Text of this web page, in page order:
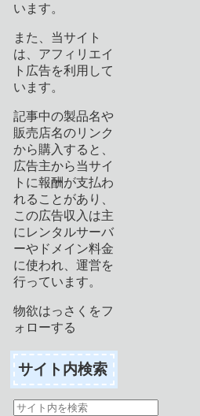
います。
また、当サイト
は、アフィリエイ
ト広告を利用して
います。
記事中の製品名や
販売店名のリンク
から購入すると、
広告主から当サイ
トに報酬が支払わ
れることがあり、
この広告収入は主
にレンタルサーバ
ーやドメイン料金
に使われ、運営を
行っています。
物欲はっさくをフ
ォローする
サイト内検索